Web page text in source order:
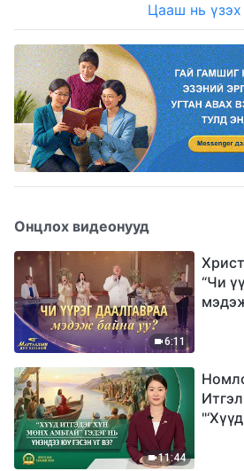
Цааш нь үзэх
Онцлох видеонууд
6:11
“Чи
11:44